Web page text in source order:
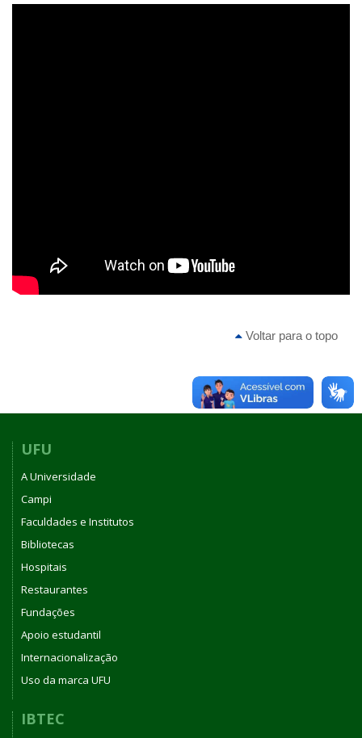
Voltar para o topo
UFU
A Universidade
Campi
Faculdades e Institutos
Bibliotecas
Hospitais
Restaurantes
Fundações
Apoio estudantil
Internacionalização
Uso da marca UFU
IBTEC